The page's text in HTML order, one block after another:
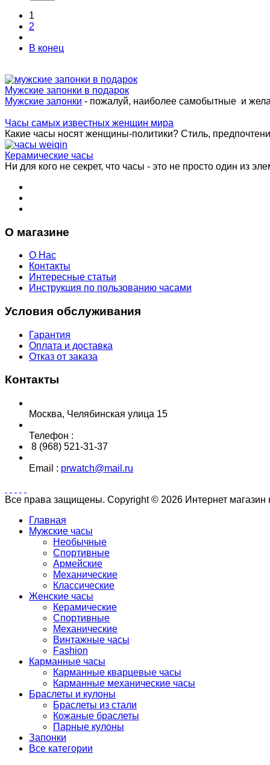
1
2
В конец
Мужские запонки в подарок
Мужские запонки - пожалуй, наиболее самобытные и
Часы самых известных женщин мира
Какие часы носят женщины-политики? Стиль,
Керамические часы
Ни для кого не секрет, что часы - это не просто один из
О магазине
О Нас
Контакты
Интересные статьи
Инструкция по пользованию часами
Условия обслуживания
Гарантия
Оплата и доставка
Отказ от заказа
Контакты
Москва, Челябинская улица 15
Телефон :
8 (968) 521-31-37
Email : prwatch@mail.ru
Все права защищены. Copyright © 2026 Интернет магазин
Главная
Мужские часы
Необычные
Спортивные
Армейские
Механические
Классические
Женские часы
Керамические
Спортивные
Механические
Винтажные часы
Fashion
Карманные часы
Карманные кварцевые часы
Карманные механические часы
Браслеты и кулоны
Браслеты из стали
Кожаные браслеты
Парные кулоны
Запонки
Все категории